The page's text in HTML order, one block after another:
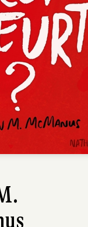
est le